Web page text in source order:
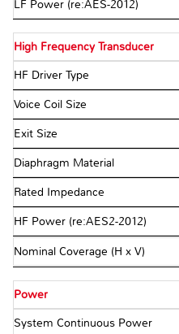
LF Power (re:AES-2012)
High Frequency Transducer
HF Driver Type
Voice Coil Size
Exit Size
Diaphragm Material
Rated Impedance
HF Power (re:AES2-2012)
Nominal Coverage (H x V)
Power
System Continuous Power